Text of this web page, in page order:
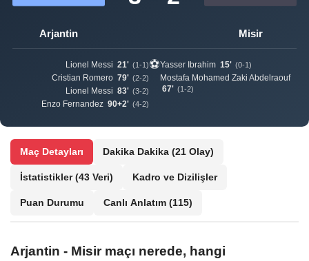
Arjantin Misir
Lionel Messi 21' (1-1)
Cristian Romero 79' (2-2)
Lionel Messi 83' (3-2)
Enzo Fernandez 90+2' (4-2)
⚽Yasser Ibrahim 15' (0-1)
Mostafa Mohamed Zaki Abdelraouf
67' (1-2)
Maç Detayları Dakika Dakika (21 Olay)
İstatistikler(43 Veri) Kadro ve Dizilişler
Puan Durumu Canlı Anlatım (115)
Arjantin - Misir maçı nerede, hangi